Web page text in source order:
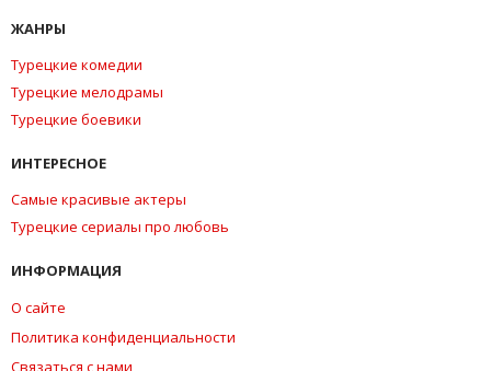
ЖАНРЫ
Турецкие комедии
Турецкие мелодрамы
Турецкие боевики
ИНТЕРЕСНОЕ
Самые красивые актеры
Турецкие сериалы про любовь
ИНФОРМАЦИЯ
О сайте
Политика конфиденциальности
Связаться с нами